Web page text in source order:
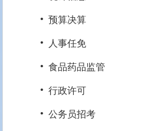
· 预算决算
· 人事任免
· 食品药品监管
· 行政许可
· 公务员招考